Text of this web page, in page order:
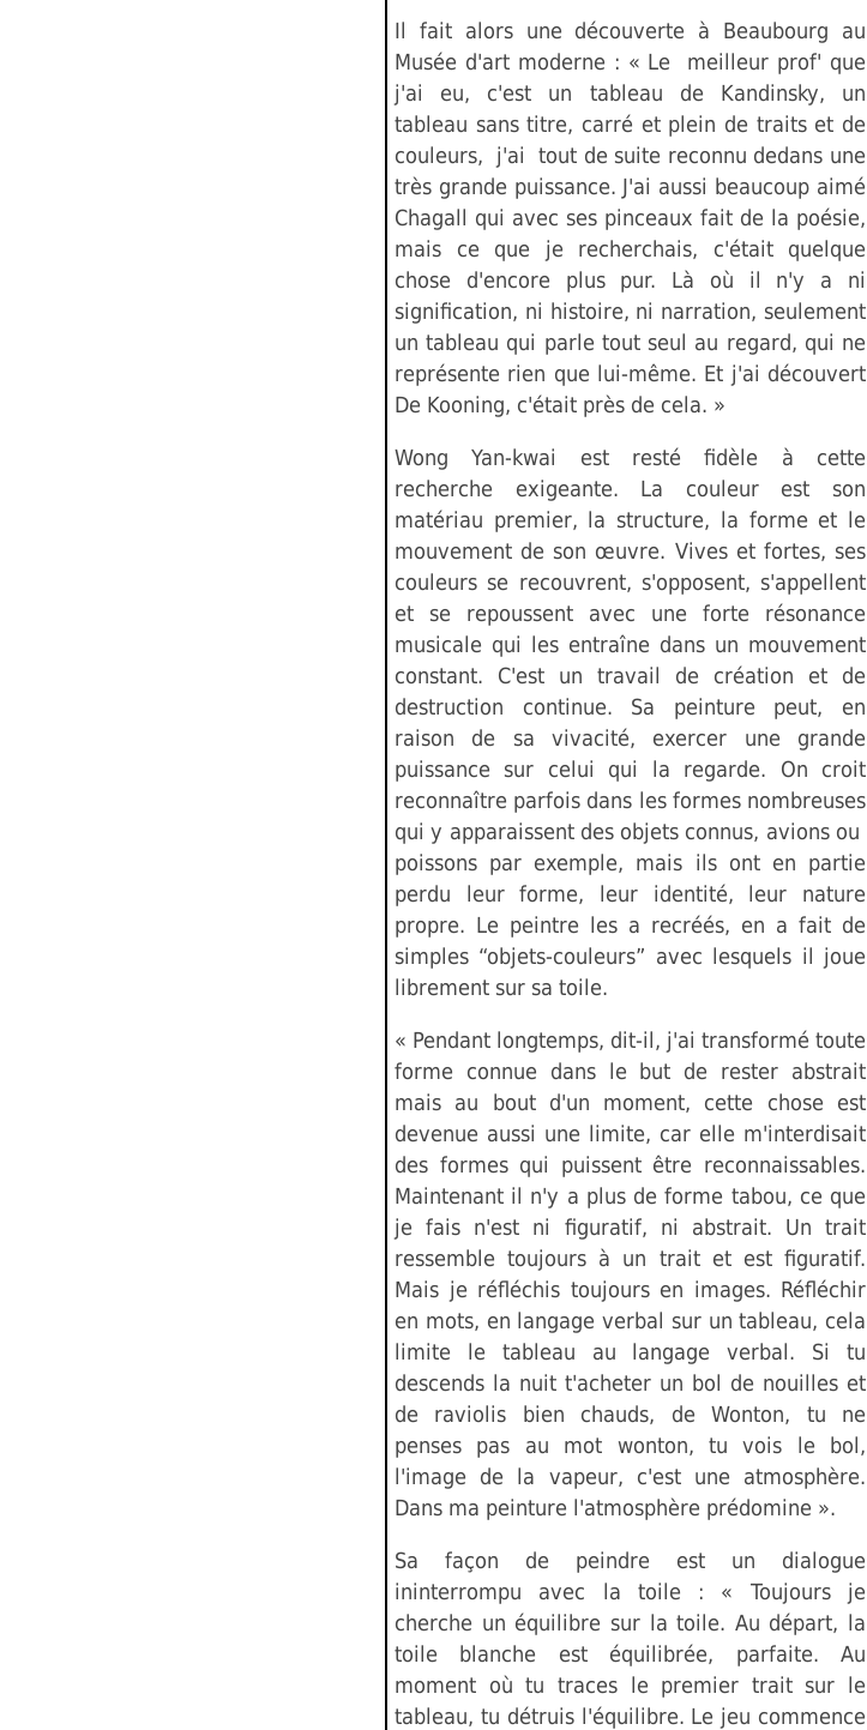
Il fait alors une découverte à Beaubourg au
Musée d'art moderne : « Le meilleur prof' que
j'ai eu, c'est un tableau de Kandinsky, un
tableau sans titre, carré et plein de traits et de
couleurs, j'ai tout de suite reconnu dedans une
très grande puissance. J'ai aussi beaucoup aimé
Chagall qui avec ses pinceaux fait de la poésie,
mais ce que je recherchais, c'était quelque
chose d'encore plus pur. Là où il n'y a ni
signification, ni histoire, ni narration, seulement
un tableau qui parle tout seul au regard, qui ne
représente rien que lui-même. Et j'ai découvert
De Kooning, c'était près de cela. »
Wong Yan-kwai est resté fidèle à cette
recherche exigeante. La couleur est son
matériau premier, la structure, la forme et le
mouvement de son œuvre. Vives et fortes, ses
couleurs se recouvrent, s'opposent, s'appellent
et se repoussent avec une forte résonance
musicale qui les entraîne dans un mouvement
constant. C'est un travail de création et de
destruction continue. Sa peinture peut, en
raison de sa vivacité, exercer une grande
puissance sur celui qui la regarde. On croit
reconnaître parfois dans les formes nombreuses
qui y apparaissent des objets connus, avions ou
poissons par exemple, mais ils ont en partie
perdu leur forme, leur identité, leur nature
propre. Le peintre les a recréés, en a fait de
simples “objets-couleurs” avec lesquels il joue
librement sur sa toile.
« Pendant longtemps, dit-il, j'ai transformé toute
forme connue dans le but de rester abstrait
mais au bout d'un moment, cette chose est
devenue aussi une limite, car elle m'interdisait
des formes qui puissent être reconnaissables.
Maintenant il n'y a plus de forme tabou, ce que
je fais n'est ni figuratif, ni abstrait. Un trait
ressemble toujours à un trait et est figuratif.
Mais je réfléchis toujours en images. Réfléchir
en mots, en langage verbal sur un tableau, cela
limite le tableau au langage verbal. Si tu
descends la nuit t'acheter un bol de nouilles et
de raviolis bien chauds, de Wonton, tu ne
penses pas au mot wonton, tu vois le bol,
l'image de la vapeur, c'est une atmosphère.
Dans ma peinture l'atmosphère prédomine ».
Sa façon de peindre est un dialogue
ininterrompu avec la toile : « Toujours je
cherche un équilibre sur la toile. Au départ, la
toile blanche est équilibrée, parfaite. Au
moment où tu traces le premier trait sur le
tableau, tu détruis l'équilibre. Le jeu commence